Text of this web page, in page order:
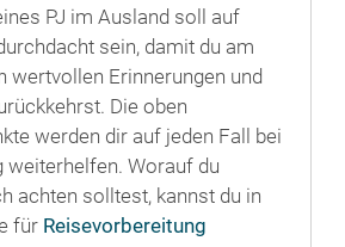
PJ im Ausland soll auf
sein, damit du am
wertvollen Erinnerungen und
Die oben
werden dir auf jeden Fall bei
weiterhelfen. Worauf du
achten solltest, kannst du in
für Reisevorbereitung